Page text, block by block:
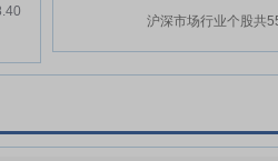
沪深市场行业个股共